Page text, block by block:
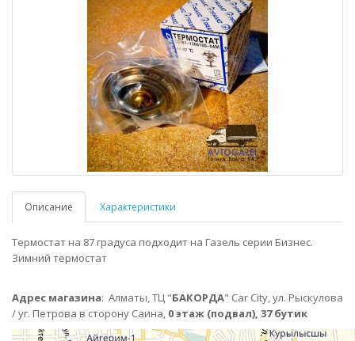
Описание Характеристики
Термостат на 87 градуса подходит на Газель серии Бизнес.
Зимний термостат
Адрес магазина: Алматы,ТЦ "БАКОРДА" Car City, ул. Рыскулова
/ уг. Петрова в сторону Саина, 0 этаж (подвал), 37 бутик